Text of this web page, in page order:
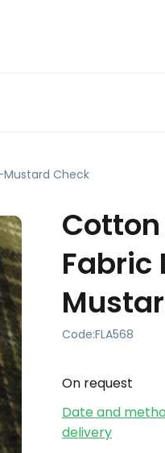
Mustard Check
Fabric
Code:FLA568
On request
Date and
delivery